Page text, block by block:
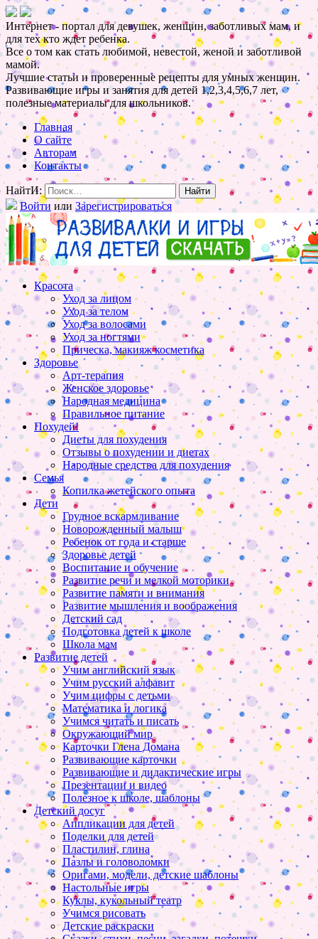
Интернет - портал для девушек, женщин, заботливых мам, и
для тех кто ждет ребенка.
Все о том как стать любимой, невестой, женой и заботливой
мамой.
Лучшие статьи и проверенные рецепты для умных женщин.
Развивающие игры и занятия для детей 1,2,3,4,5,6,7 лет,
полезные материалы для школьников.
Главная
О сайте
Авторам
Контакты
НайтИ:
Войти или Зарегистрироваться
Красота
Уход за лицом
Уход за телом
Уход за волосами
Уход за ногтями
Прическа, макияж косметика
Здоровье
Арт-терапия
Женское здоровье
Народная медицина
Правильное питание
Похудей!
Диеты для похудения
Отзывы о похудении и диетах
Народные средства для похудения
Семья
Копилка жетейского опыта
Дети
Грудное вскармливание
Новорожденный малыш
Ребенок от года и старше
Здоровье детей
Воспитание и обучение
Развитие речи и мелкой моторики
Развитие памяти и внимания
Развитие мышления и воображения
Детский сад
Подготовка детей к школе
Школа мам
Развитие детей
Учим английский язык
Учим русский алфавит
Учим цифры с детьми
Математика и логика
Учимся читать и писать
Окружающий мир
Карточки Глена Домана
Развивающие карточки
Развивающие и дидактические игры
Презентации и видео
Полезное к школе, шаблоны
Детский досуг
Аппликации для детей
Поделки для детей
Пластилин, глина
Пазлы и головоломки
Оригами, модели, детские шаблоны
Настольные игры
Куклы, кукольный театр
Учимся рисовать
Детские раскраски